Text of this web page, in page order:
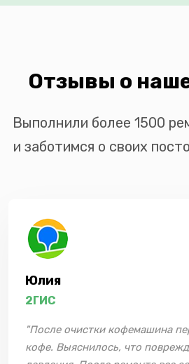
Отзывы о
Выполнили более 1500
и заботимся о своих
Юлия
2ГИС
"После очистки кофемашина
кофе. Выяснилось, что